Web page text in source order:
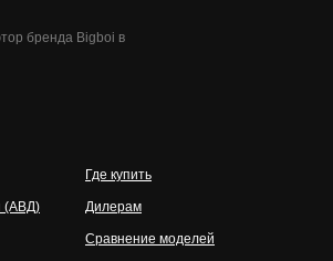
бренда Bigboi в
(АВД)
Где купить
Дилерам
Сравнение моделей